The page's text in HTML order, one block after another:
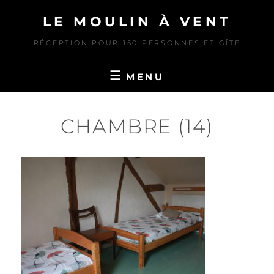
content
LE MOULIN À VENT
RÉCEPTION POUR 150 PERSONNES ET GÎTE
MENU
CHAMBRE (14)